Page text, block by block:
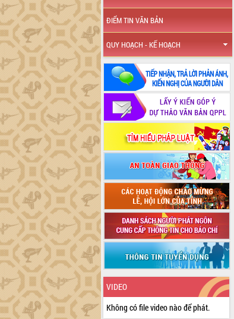
ĐIỂM TIN VĂN BẢN
QUY HOẠCH - KẾ HOẠCH
VIDEO
Không có file video nào để phát.